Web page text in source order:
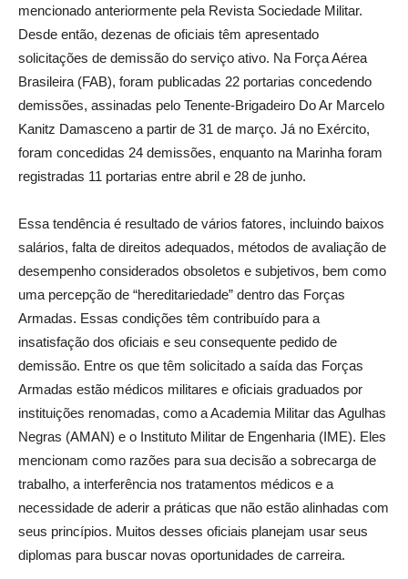
mencionado anteriormente pela Revista Sociedade Militar.
Desde então, dezenas de oficiais têm apresentado
solicitações de demissão do serviço ativo. Na Força Aérea
Brasileira (FAB), foram publicadas 22 portarias concedendo
demissões, assinadas pelo Tenente-Brigadeiro Do Ar Marcelo
Kanitz Damasceno a partir de 31 de março. Já no Exército,
foram concedidas 24 demissões, enquanto na Marinha foram
registradas 11 portarias entre abril e 28 de junho.
Essa tendência é resultado de vários fatores, incluindo baixos
salários, falta de direitos adequados, métodos de avaliação de
desempenho considerados obsoletos e subjetivos, bem como
uma percepção de “hereditariedade” dentro das Forças
Armadas. Essas condições têm contribuído para a
insatisfação dos oficiais e seu consequente pedido de
demissão. Entre os que têm solicitado a saída das Forças
Armadas estão médicos militares e oficiais graduados por
instituições renomadas, como a Academia Militar das Agulhas
Negras (AMAN) e o Instituto Militar de Engenharia (IME). Eles
mencionam como razões para sua decisão a sobrecarga de
trabalho, a interferência nos tratamentos médicos e a
necessidade de aderir a práticas que não estão alinhadas com
seus princípios. Muitos desses oficiais planejam usar seus
diplomas para buscar novas oportunidades de carreira.